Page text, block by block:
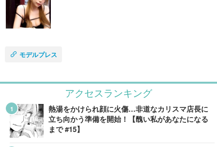
モデルプレス
アクセスランキング
熱湯をかけられ顔に火傷…非道なカリスマ店長に
立ち向かう準備を開始！【醜い私があなたになる
まで #15】